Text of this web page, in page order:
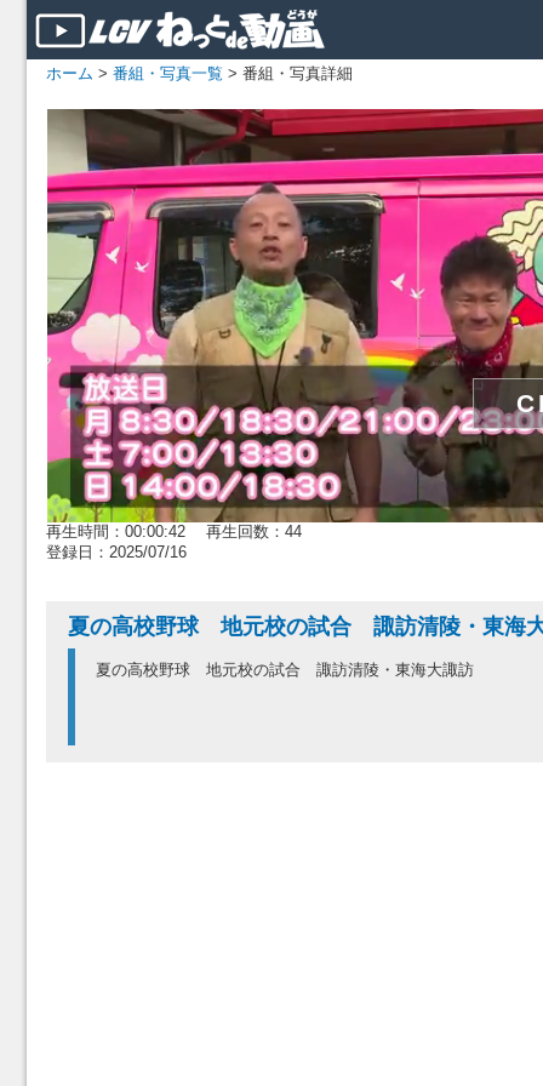
ホーム > 番組・写真一覧 > 番組・写真詳細
再生時間：00:00:42 再生回数：44
登録日：2025/07/16
夏の高校野球 地元校の試合 諏訪清陵・東
夏の高校野球 地元校の試合 諏訪清陵・東海大諏訪